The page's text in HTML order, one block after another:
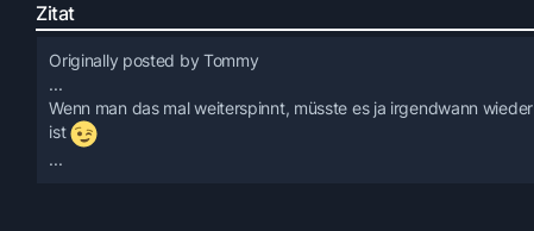
Zitat
Originally posted by Tommy
...
Wenn man das mal weiterspinnt, müsste es ja irgendwann
ist
...